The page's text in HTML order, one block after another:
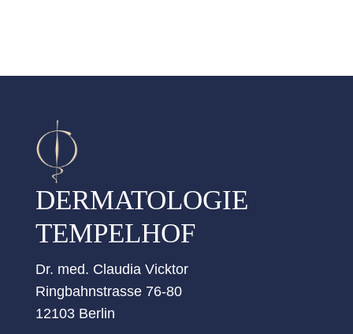
DERMATOLOGIE
TEMPELHOF
Dr. med. Claudia Vicktor
Ringbahnstrasse 76-80
12103 Berlin